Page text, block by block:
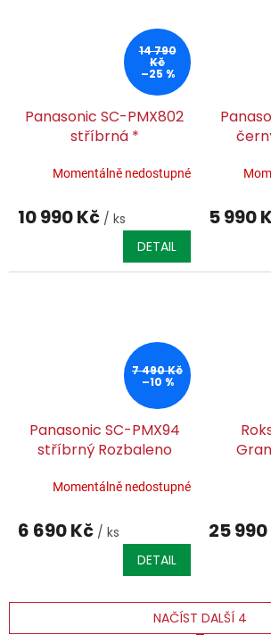
14 790
Kč
–25 %
Panasonic SC-PMX802
stříbrná *
Momentálně nedostupné
10 990 Kč / ks
DETAIL
5 990
7 490 Kč
–10 %
Panasonic SC-PMX94
stříbrný Rozbaleno
Momentálně nedostupné
6 690 Kč / ks
DETAIL
25
NAČÍST DALŠÍ 4